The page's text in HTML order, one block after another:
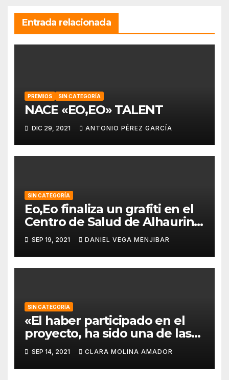
Entrada relacionada
PREMIOS SIN CATEGORÍA
NACE «EO,EO» TALENT
DIC 29, 2021 ANTONIO PÉREZ GARCÍA
SIN CATEGORÍA
Eo,Eo finaliza un grafiti en el
Centro de Salud de Alhaurin
de la Torre.
SEP 19, 2021 DANIEL VEGA MENJIBAR
SIN CATEGORÍA
«El haber participado en el
proyecto, ha sido una de las
mejores experiencias que he
vivido, pues a pesar de la
barrera del idioma, he sido
SEP 14, 2021 CLARA MOLINA AMADOR